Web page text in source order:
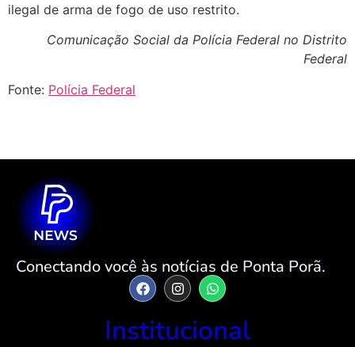
ilegal de arma de fogo de uso restrito.
Comunicação Social da Polícia Federal no Distrito
Federal
Fonte: Polícia Federal
Conectando você às notícias de Ponta Porã.
Institucional